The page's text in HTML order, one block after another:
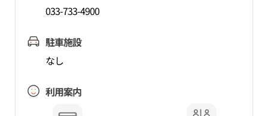
033-733-4900
駐車施設
なし
利用案内